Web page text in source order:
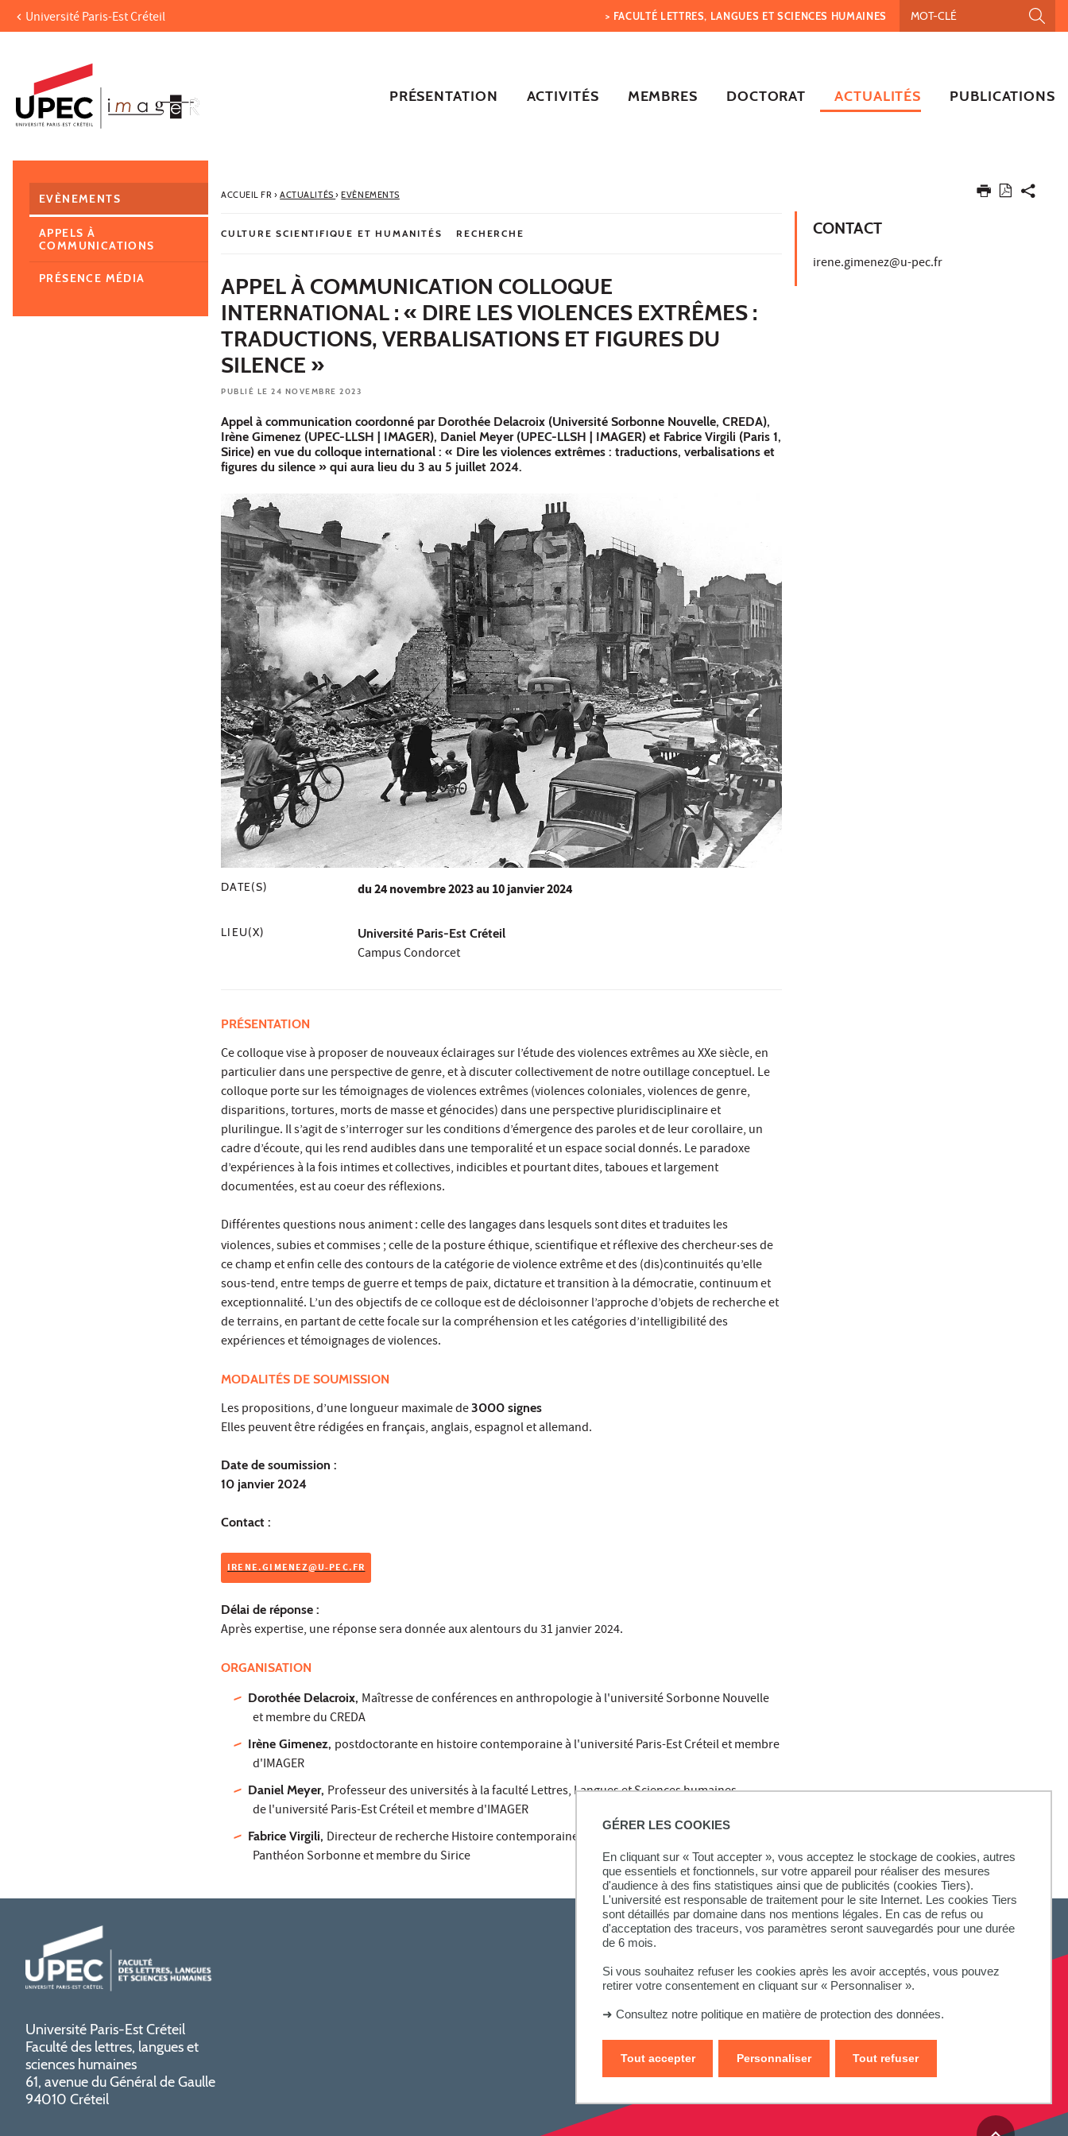
GÉRER LES COOKIES
En cliquant sur « Tout accepter », vous acceptez le stockage de cookies, autres
que essentiels et fonctionnels, sur votre appareil pour réaliser des mesures
d'audience à des fins statistiques ainsi que de publicités (cookies Tiers).
L'université est responsable de traitement pour le site Internet. Les cookies Tiers
sont détaillés par domaine dans nos mentions légales. En cas de refus ou
d'acceptation des traceurs, vos paramètres seront sauvegardés pour une durée
de 6 mois.
Si vous souhaitez refuser les cookies après les avoir acceptés, vous pouvez
retirer votre consentement en cliquant sur « Personnaliser ».
➜ Consultez notre politique en matière de protection des données.
Tout accepter Tout refuser
Personnaliser
Aller au contenu
Recherche
Navigation secondaire
Université Paris-Est Créteil > FACULTÉ LETTRES, LANGUES ET SCIENCES HUMAINES
PRÉSENTATION ACTIVITÉS MEMBRES DOCTORAT ACTUALITÉS PUBLICATIONS
ACCUEIL FR› ACTUALITÉS› EVÈNEMENTS
CULTURE SCIENTIFIQUE ET HUMANITÉS RECHERCHE
APPEL À COMMUNICATION COLLOQUE
INTERNATIONAL : « DIRE LES VIOLENCES EXTRÊMES :
TRADUCTIONS, VERBALISATIONS ET FIGURES DU
SILENCE »
PUBLIÉ LE 24 NOVEMBRE 2023
Appel à communication coordonné par Dorothée Delacroix (Université Sorbonne Nouvelle, CREDA),
Irène Gimenez (UPEC-LLSH | IMAGER), Daniel Meyer (UPEC-LLSH | IMAGER) et Fabrice Virgili (Paris 1,
Sirice) en vue du colloque international : « Dire les violences extrêmes : traductions, verbalisations et
figures du silence » qui aura lieu du 3 au 5 juillet 2024.
DATE(S) du24 novembre 2023au 10 janvier 2024
LIEU(X) Université Paris-Est Créteil
Campus Condorcet
PRÉSENTATION
Ce colloque vise à proposer de nouveaux éclairages sur l’étude des violences extrêmes au XXe siècle, en
particulier dans une perspective de genre, et à discuter collectivement de notre outillage conceptuel. Le
colloque porte sur les témoignages de violences extrêmes (violences coloniales, violences de genre,
disparitions, tortures, morts de masse et génocides) dans une perspective pluridisciplinaire et
plurilingue. Il s’agit de s’interroger sur les conditions d’émergence des paroles et de leur corollaire, un
cadre d’écoute, qui les rend audibles dans une temporalité et un espace social donnés. Le paradoxe
d’expériences à la fois intimes et collectives, indicibles et pourtant dites, taboues et largement
documentées, est au coeur des réflexions.
Différentes questions nous animent : celle des langages dans lesquels sont dites et traduites les
violences, subies et commises ; celle de la posture éthique, scientifique et réflexive des chercheur‧ses de
ce champ et enfin celle des contours de la catégorie de violence extrême et des (dis)continuités qu’elle
sous-tend, entre temps de guerre et temps de paix, dictature et transition à la démocratie, continuum et
exceptionnalité. L’un des objectifs de ce colloque est de décloisonner l’approche d’objets de recherche et
de terrains, en partant de cette focale sur la compréhension et les catégories d’intelligibilité des
expériences et témoignages de violences.
MODALITÉS DE SOUMISSION
Les propositions, d’une longueur maximale de3000 signes
Elles peuvent être rédigées en français, anglais, espagnol et allemand.
Date de soumission :
10 janvier 2024
Contact :
IRENE.GIMENEZ@U-PEC.FR
Délai de réponse :
Après expertise, une réponse sera donnée aux alentours du 31 janvier 2024.
ORGANISATION
Dorothée Delacroix, Maîtresse de conférences en anthropologie à l'université Sorbonne Nouvelle
et membre du CREDA
Irène Gimenez, postdoctorante en histoire contemporaine à l'université Paris-Est Créteil et membre
d'IMAGER
Daniel Meyer, Professeur des universités à la faculté Lettres, Langues et Sciences humaines
de l'université Paris-Est Créteil et membre d'IMAGER
Fabrice Virgili, Directeur de recherche Histoire contemporaine, guerre et genre à l'université Paris 1
Panthéon Sorbonne et membre du Sirice
CONTACT
irene.gimenez@u-pec.fr
EVÈNEMENTS
APPELS À
COMMUNICATIONS
PRÉSENCE MÉDIA
Université Paris-Est Créteil
Faculté des lettres, langues et
sciences humaines
61, avenue du Général de Gaulle
94010 Créteil